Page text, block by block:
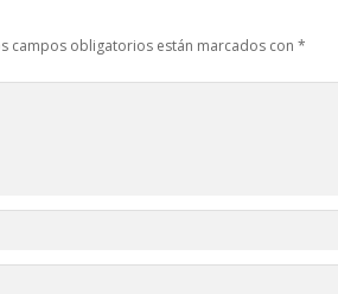
campos obligatorios están marcados con *